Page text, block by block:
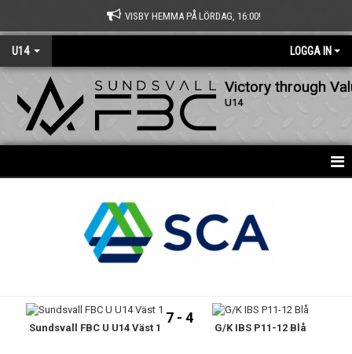
VISBY HEMMA PÅ LÖRDAG, 16:00!
U14 LOGGA IN
Victory through
U14
Sundsvall FBC U U14 Väst 1
7 - 4
G/K IBS P11-12 Blå